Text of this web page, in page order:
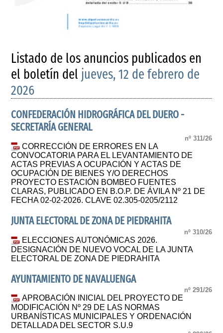
Listado de los anuncios publicados en
el boletín del jueves, 12 de febrero de
2026
CONFEDERACIÓN HIDROGRÁFICA DEL DUERO -
SECRETARÍA GENERAL
nº 311/26
CORRECCIÓN DE ERRORES EN LA
CONVOCATORIA PARA EL LEVANTAMIENTO DE
ACTAS PREVIAS A OCUPACIÓN Y ACTAS DE
OCUPACIÓN DE BIENES Y/O DERECHOS
PROYECTO ESTACIÓN BOMBEO FUENTES
CLARAS, PUBLICADO EN B.O.P. DE ÁVILA Nº 21 DE
FECHA 02-02-2026. CLAVE 02.305-0205/2112
JUNTA ELECTORAL DE ZONA DE PIEDRAHITA
nº 310/26
ELECCIONES AUTONÓMICAS 2026.
DESIGNACIÓN DE NUEVO VOCAL DE LA JUNTA
ELECTORAL DE ZONA DE PIEDRAHITA
AYUNTAMIENTO DE NAVALUENGA
nº 291/26
APROBACIÓN INICIAL DEL PROYECTO DE
MODIFICACIÓN Nº 29 DE LAS NORMAS
URBANÍSTICAS MUNICIPALES Y ORDENACIÓN
DETALLADA DEL SECTOR S.U.9